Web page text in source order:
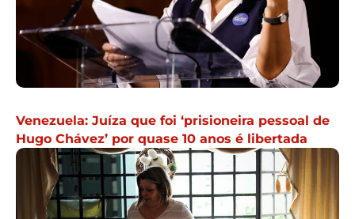
Venezuela: Juíza que foi ‘prisioneira pessoal de
Hugo Chávez’ por quase 10 anos é libertada